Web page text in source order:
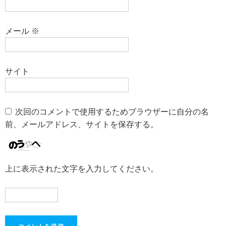
メール ※
サイト
次回のコメントで使用するためブラウザーに自分の名
前、メールアドレス、サイトを保存する。
上に表示された文字を入力してください。